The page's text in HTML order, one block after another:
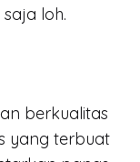
loh.
berkualitas
yang terbuat